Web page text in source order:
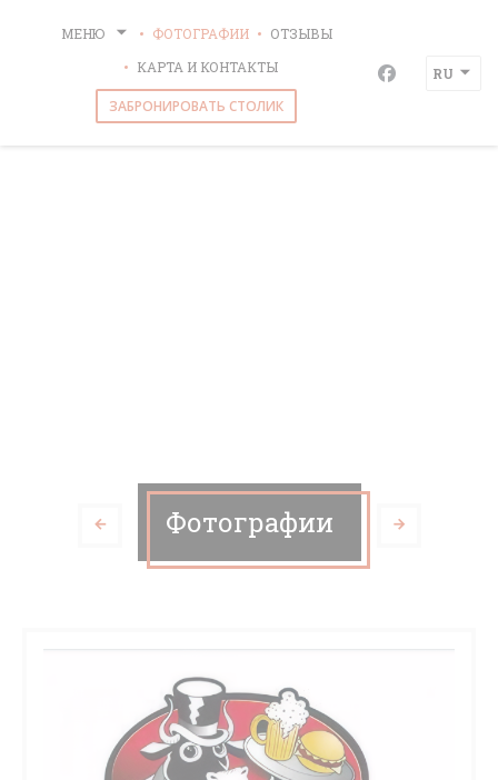
BLACK BULL PUB
МЕНЮ ФОТОГРАФИИ
ОТЗЫВЫ
КАРТА И КОНТАКТЫ
ЗАБРОНИРОВАТЬ СТОЛИК
Facebook
RU
Фотографии